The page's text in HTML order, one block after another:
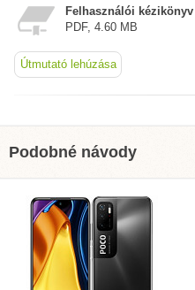
Felhasználói kézikönyv
PDF, 4.60 MB
Útmutató lehúzása
Podobné návody